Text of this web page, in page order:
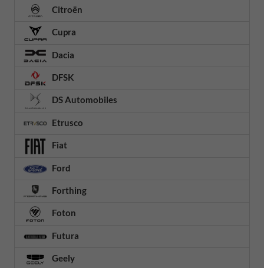
Citroën
Cupra
Dacia
DFSK
DS Automobiles
Etrusco
Fiat
Ford
Forthing
Foton
Futura
Geely